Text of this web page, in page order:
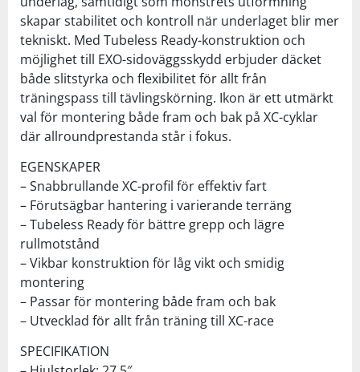
skapar stabilitet och kontroll när underlaget blir mer
tekniskt. Med Tubeless Ready-konstruktion och
möjlighet till EXO-sidoväggsskydd erbjuder däcket
både slitstyrka och flexibilitet för allt från
träningspass till tävlingskörning. Ikon är ett utmärkt
val för montering både fram och bak på XC-cyklar
där allroundprestanda står i fokus.
EGENSKAPER
– Snabbrullande XC-profil för effektiv fart
– Förutsägbar hantering i varierande terräng
– Tubeless Ready för bättre grepp och lägre
rullmotstånd
– Vikbar konstruktion för låg vikt och smidig
montering
– Passar för montering både fram och bak
– Utvecklad för allt från träning till XC-race
SPECIFIKATION